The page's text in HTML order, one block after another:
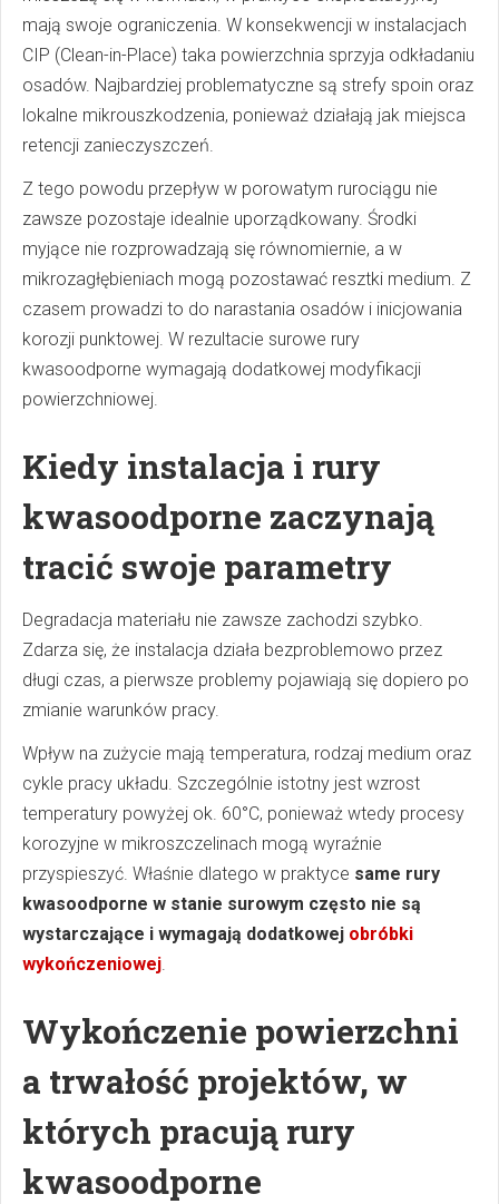
mają swoje ograniczenia. W konsekwencji w instalacjach
CIP (Clean-in-Place) taka powierzchnia sprzyja odkładaniu
osadów. Najbardziej problematyczne są strefy spoin oraz
lokalne mikrouszkodzenia, ponieważ działają jak miejsca
retencji zanieczyszczeń.
Z tego powodu przepływ w porowatym rurociągu nie
zawsze pozostaje idealnie uporządkowany. Środki
myjące nie rozprowadzają się równomiernie, a w
mikrozagłębieniach mogą pozostawać resztki medium. Z
czasem prowadzi to do narastania osadów i inicjowania
korozji punktowej. W rezultacie surowe rury
kwasoodporne wymagają dodatkowej modyfikacji
powierzchniowej.
Kiedy instalacja i rury
kwasoodporne zaczynają
tracić swoje parametry
Degradacja materiału nie zawsze zachodzi szybko.
Zdarza się, że instalacja działa bezproblemowo przez
długi czas, a pierwsze problemy pojawiają się dopiero po
zmianie warunków pracy.
Wpływ na zużycie mają temperatura, rodzaj medium oraz
cykle pracy układu. Szczególnie istotny jest wzrost
temperatury powyżej ok. 60°C, ponieważ wtedy procesy
korozyjne w mikroszczelinach mogą wyraźnie
przyspieszyć. Właśnie dlatego w praktyce same rury
kwasoodporne w stanie surowym często nie są
wystarczające i wymagają dodatkowej obróbki
wykończeniowej.
Wykończenie powierzchni
a trwałość projektów, w
których pracują rury
kwasoodporne